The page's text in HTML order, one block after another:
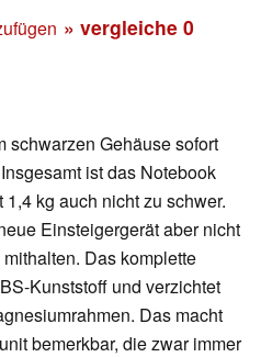
» vergleiche 0
schwarzen Gehäuse sofort
ist das Notebook
kg auch nicht zu schwer.
Einsteigergerät aber nicht
Das komplette
Kunststoff und verzichtet
Das macht
bemerkbar, die zwar immer